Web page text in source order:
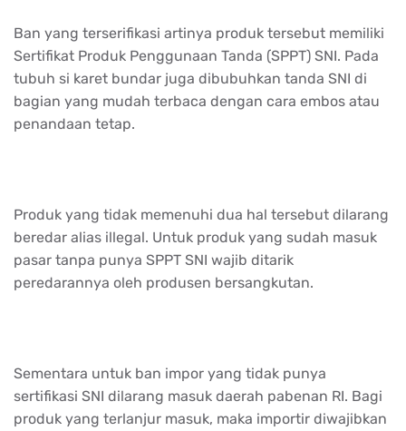
Ban yang terserifikasi artinya produk tersebut memiliki
Sertifikat Produk Penggunaan Tanda (SPPT) SNI. Pada
tubuh si karet bundar juga dibubuhkan tanda SNI di
bagian yang mudah terbaca dengan cara embos atau
penandaan tetap.
Produk yang tidak memenuhi dua hal tersebut dilarang
beredar alias illegal. Untuk produk yang sudah masuk
pasar tanpa punya SPPT SNI wajib ditarik
peredarannya oleh produsen bersangkutan.
Sementara untuk ban impor yang tidak punya
sertifikasi SNI dilarang masuk daerah pabenan RI. Bagi
produk yang terlanjur masuk, maka importir diwajibkan